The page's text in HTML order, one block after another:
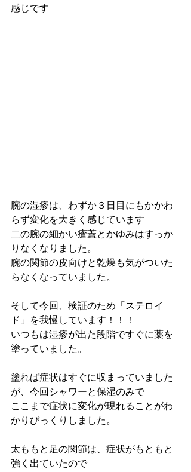
感じです
腕の湿疹は、わずか３日目にもかかわ
らず変化を大きく感じています
二の腕の細かい瘡蓋とかゆみはすっか
りなくなりました。
腕の関節の皮向けと乾燥も気がついた
らなくなっていました。
そして今回、検証のため「ステロイ
ド」を我慢しています！！！
いつもは湿疹が出た段階ですぐに薬を
塗っていました。
塗れば症状はすぐに収まっていました
が、今回シャワーと保湿のみで
ここまで症状に変化が現れることがわ
かりびっくりしました。
太ももと足の関節は、症状がもともと
強く出ていたので